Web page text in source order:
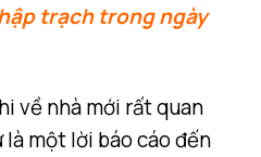
trạch trong ngày
về nhà mới rất quan
một lời báo cáo đến